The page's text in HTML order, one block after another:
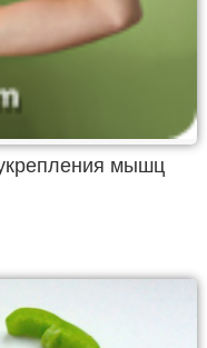
мышц